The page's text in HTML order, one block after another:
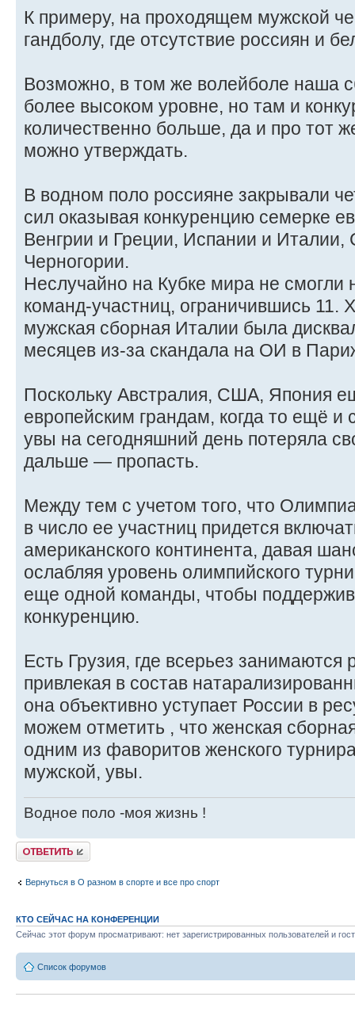
К примеру, на проходящем мужской
гандболу, где отсутствие россиян и
Возможно, в том же волейболе наша
более высоком уровне, но там и
количественно больше, да и про тот
можно утверждать.
В водном поло россияне закрывали
сил оказывая конкуренцию семерке
Венгрии и Греции, Испании и Италии,
Черногории.
Неслучайно на Кубке мира не
команд-участниц, ограничившись 11.
мужская сборная Италии была
месяцев из-за скандала на ОИ в
Поскольку Австралия, США, Япония
европейским грандам, когда то ещё и
увы на сегодняшний день потеряла
дальше — пропасть.
Между тем с учетом того, что
в число ее участниц придется
американского континента, давая
ослабляя уровень олимпийского
еще одной команды, чтобы
конкуренцию.
Есть Грузия, где всерьез занимаются
привлекая в состав
она объективно уступает России в
можем отметить , что женская
одним из фаворитов женского
мужской, увы.
Водное поло -моя жизнь !
Ответить
Вернуться в О разном в спорте и все про спорт
КТО СЕЙЧАС НА КОНФЕРЕНЦИИ
Сейчас этот форум просматривают: нет зарегистрированных пользователей и
Список форумов